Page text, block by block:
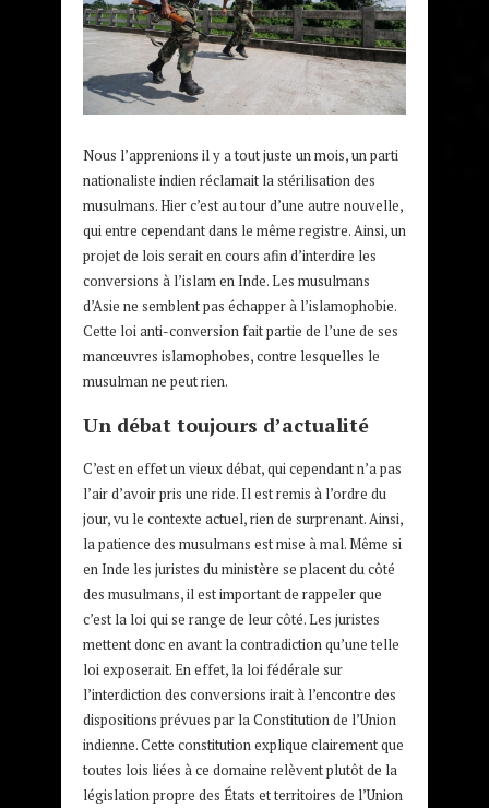
Nous l’apprenions il y a tout juste un mois, un parti
nationaliste indien réclamait la stérilisation des
musulmans. Hier c’est au tour d’une autre nouvelle,
qui entre cependant dans le même registre. Ainsi, un
projet de lois serait en cours afin d’interdire les
conversions à l’islam en Inde. Les musulmans
d’Asie ne semblent pas échapper à l’islamophobie.
Cette loi anti-conversion fait partie de l’une de ses
manœuvres islamophobes, contre lesquelles le
musulman ne peut rien.
Un débat toujours d’actualité
C’est en effet un vieux débat, qui cependant n’a pas
l’air d’avoir pris une ride. Il est remis à l’ordre du
jour, vu le contexte actuel, rien de surprenant. Ainsi,
la patience des musulmans est mise à mal. Même si
en Inde les juristes du ministère se placent du côté
des musulmans, il est important de rappeler que
c’est la loi qui se range de leur côté. Les juristes
mettent donc en avant la contradiction qu’une telle
loi exposerait. En effet, la loi fédérale sur
l’interdiction des conversions irait à l’encontre des
dispositions prévues par la Constitution de l’Union
indienne. Cette constitution explique clairement que
toutes lois liées à ce domaine relèvent plutôt de la
législation propre des États et territoires de l’Union